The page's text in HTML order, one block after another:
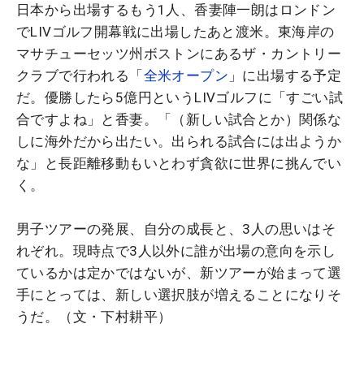
日本から出場するもう1人、香妻陣一朗はロンドン
でLIVゴルフ開幕戦に出場したあと渡米。東海岸の
マサチューセッツ州ボストンにあるザ・カントリー
クラブで行われる「 全米オープン 」に出場する予定
だ。優勝したら5億円というLIVゴルフに「すごい試
合ですよね」と香妻。「（新しい試合とか）関係な
しに海外だから出たい。出られる試合には出ようか
な」と長距離移動もいとわず貪欲に世界に挑んでい
く。
男子ツアーの発展、自分の成長と、3人の思いはそ
れぞれ。現時点で3人以外に誰が出場の意向を示し
ているかは定かではないが、新ツアーが始まって選
手にとっては、新しい選択肢が増えることになりそ
うだ。（文・下村耕平）